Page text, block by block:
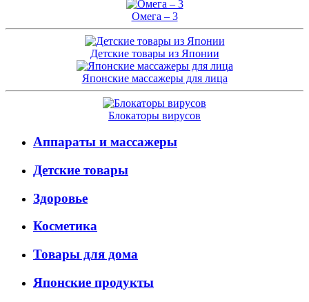
Омега – 3
Детские товары из Японии
Японские массажеры для лица
Блокаторы вирусов
Аппараты и массажеры
Детские товары
Здоровье
Косметика
Товары для дома
Японские продукты